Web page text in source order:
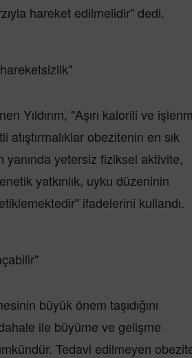
hareket edilmelidir" dedi.
Yıldırım, "Aşırı kalorili ve
obezitenin en sık
yanında yetersiz fiziksel aktivite,
yatkınlık, uyku düzeninin
ifadelerini kullandı.
büyük önem taşıdığını
ile büyüme ve gelişme
Tedavi edilmeyen